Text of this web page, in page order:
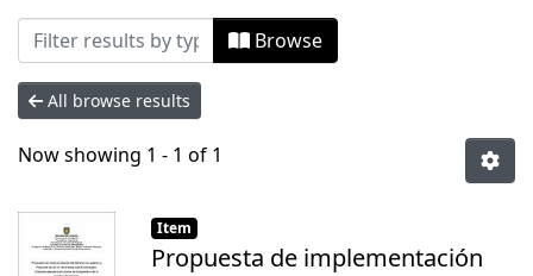
Browsing Tesis Magíster by Subject
Browse
All browse results
Now showing 1 - 1 of 1
Item
Propuesta de implementación